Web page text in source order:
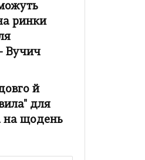
ринки
Вучич
й
для
на щодень